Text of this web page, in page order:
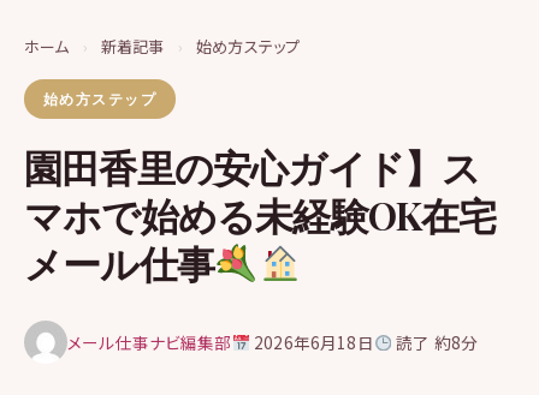
ホーム › 新着記事 › 始め方ステップ
始め方ステップ
園田香里の安心ガイド】ス
マホで始める未経験OK在宅
メール仕事
メール仕事ナビ編集部 2026年6月18日 読了 約8分